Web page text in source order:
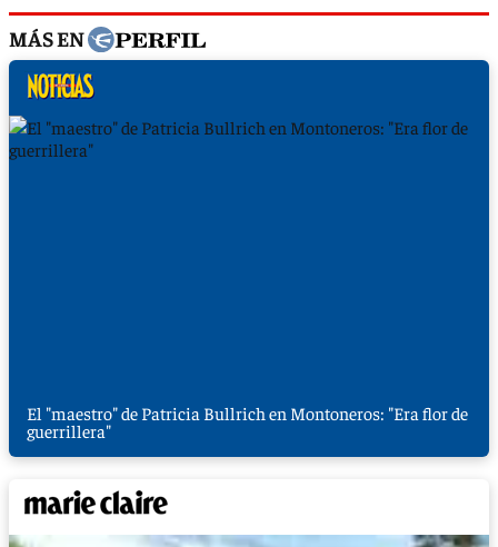
MÁS EN
El "maestro" de Patricia Bullrich en Montoneros: "Era flor de
guerrillera"